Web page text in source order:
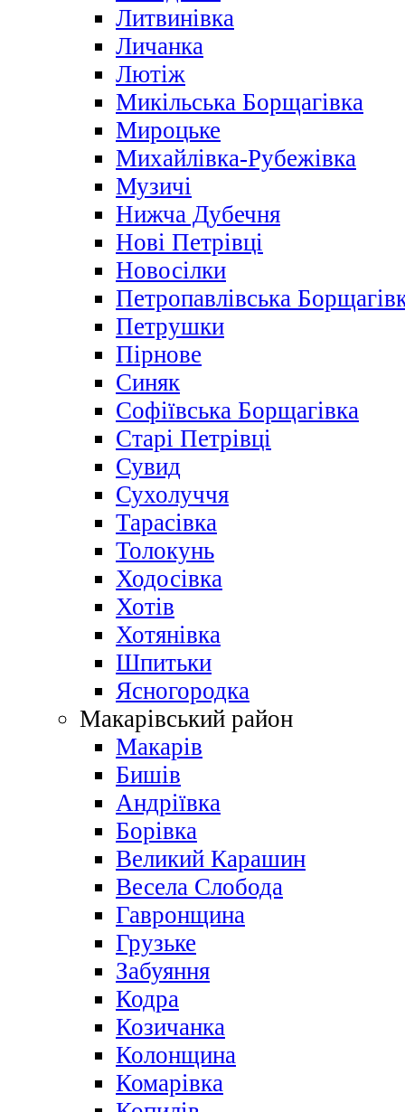
Литвинівка
Личанка
Лютіж
Микільська Борщагівка
Мироцьке
Михайлівка-Рубежівка
Музичі
Нижча Дубечня
Нові Петрівці
Новосілки
Петропавлівська
Петрушки
Пірнове
Синяк
Софіївська Борщагівка
Старі Петрівці
Сувид
Сухолуччя
Тарасівка
Толокунь
Ходосівка
Хотів
Хотянівка
Шпитьки
Ясногородка
Макарівський район
Макарів
Бишів
Андріївка
Борівка
Великий Карашин
Весела Слобода
Гавронщина
Грузьке
Забуяння
Кодра
Козичанка
Колонщина
Комарівка